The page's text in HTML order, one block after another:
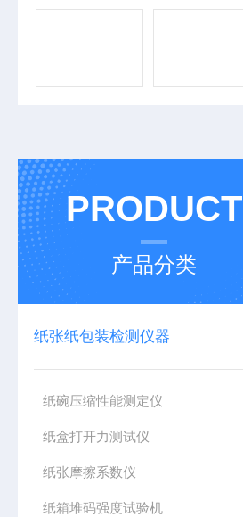
PRODUCT
产品分类
纸张纸包装检测仪器
纸碗压缩性能测定仪
纸盒打开力测试仪
纸张摩擦系数仪
纸箱堆码强度试验机